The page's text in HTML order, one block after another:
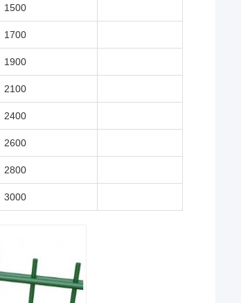
1500
1700
1900
2100
2400
2600
2800
3000